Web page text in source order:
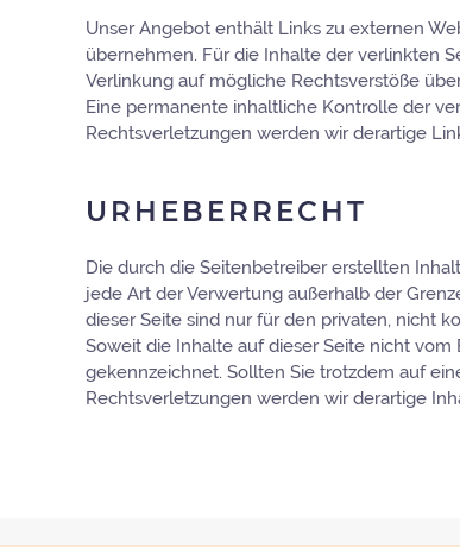
Unser Angebot enthält Links zu externen
übernehmen. Für die Inhalte der verlinkten
Verlinkung auf mögliche Rechtsverstöße
Eine permanente inhaltliche Kontrolle der
Rechtsverletzungen werden wir derartige
URHEBERRECHT
Die durch die Seitenbetreiber erstellten
jede Art der Verwertung außerhalb der
dieser Seite sind nur für den privaten, nicht
Soweit die Inhalte auf dieser Seite nicht
gekennzeichnet. Sollten Sie trotzdem auf
Rechtsverletzungen werden wir derartige